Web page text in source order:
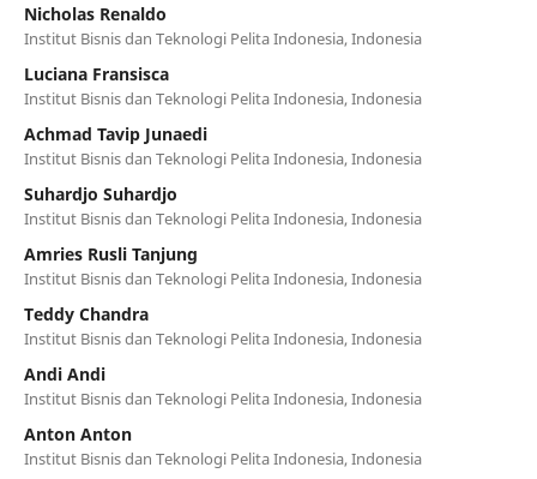
Nicholas Renaldo
Institut Bisnis dan Teknologi Pelita Indonesia, Indonesia
Luciana Fransisca
Institut Bisnis dan Teknologi Pelita Indonesia, Indonesia
Achmad Tavip Junaedi
Institut Bisnis dan Teknologi Pelita Indonesia, Indonesia
Suhardjo Suhardjo
Institut Bisnis dan Teknologi Pelita Indonesia, Indonesia
Amries Rusli Tanjung
Institut Bisnis dan Teknologi Pelita Indonesia, Indonesia
Teddy Chandra
Institut Bisnis dan Teknologi Pelita Indonesia, Indonesia
Andi Andi
Institut Bisnis dan Teknologi Pelita Indonesia, Indonesia
Anton Anton
Institut Bisnis dan Teknologi Pelita Indonesia, Indonesia